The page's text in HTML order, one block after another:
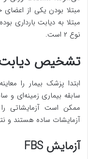
مبتلا به دیابت بارداری
نوع ۲ است.
تشخیص
ابتدا پزشک بیمار را
سابقه بیماری زمینه‌ای و
ممکن است آزمایشاتی
آزمایشات ساده هستند و
آزمایش FBS